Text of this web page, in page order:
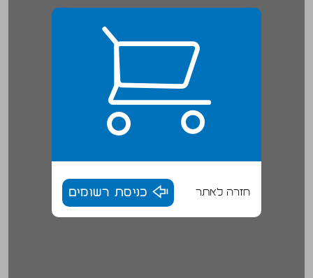
חזרה לאתר כניסת רשומים